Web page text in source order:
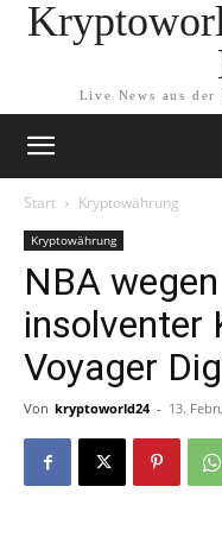
Live News aus
Start Kryptowährung
Kryptowährung
NBA
insolventer
Voyager
Von kryptoworld24 - 13.